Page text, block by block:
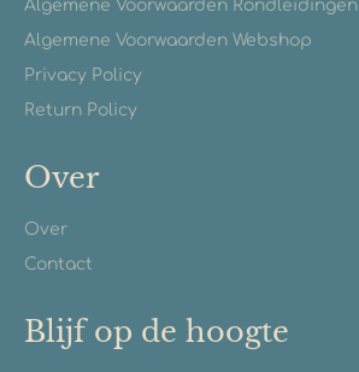
Algemene Voorwaarden Rondleidingen
Algemene Voorwaarden Webshop
Privacy Policy
Return Policy
Over
Over
Contact
Blijf op de hoogte